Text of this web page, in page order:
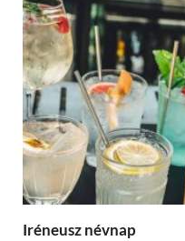
Iréneusz névnap